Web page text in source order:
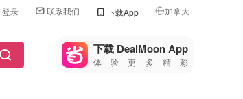
登录 联系我们 下载App 加拿大
🇺🇸
美国
🇨🇳中国
下载 DealMoon App
体验更多精彩